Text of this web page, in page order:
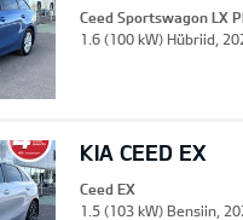
Ceed Sportswagon LX
1.6 (100 kW) Hübriid,
KIA CEED EX
Ceed EX
1.5 (103 kW) Bensiin,